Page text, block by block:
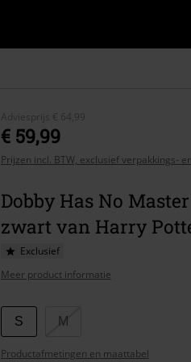
Adviesprijs € 64,99
€ 59,99
Prijzen incl. BTW, exclusief verpakkings-
Dobby Has No
zwart van Harry
Exclusief
Meer product informatie
Kies
je
S M
Productafmetingen en maattabel